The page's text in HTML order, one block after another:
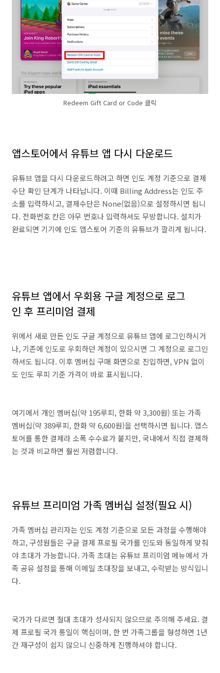
Redeem Gift Card or Code 클릭
앱스토어에서 유튜브 앱 다시 다운로드
유튜브 앱을 다시 다운로드하려고 하면 인도 계정 기준으로 결제
수단 확인 단계가 나타납니다. 이때 Billing Address는 인도 주
소를 입력하시고, 결제수단은 None(없음)으로 설정하시면 됩니
다. 전화번호 칸은 아무 번호나 입력하셔도 무방합니다. 설치가
완료되면 기기에 인도 앱스토어 기준의 유튜브가 깔리게 됩니다.
유튜브 앱에서 우회용 구글 계정으로 로그
인 후 프리미엄 결제
위에서 새로 만든 인도 구글 계정으로 유튜브 앱에 로그인하시거
나, 기존에 인도로 우회하던 계정이 있으시면 그 계정으로 로그인
하셔도 됩니다. 이후 멤버십 구매 화면으로 진입하면, VPN 없이
도 인도 루피 기준 가격이 바로 표시됩니다.
여기에서 개인 멤버십(약 195루피, 한화 약 3,300원) 또는 가족
멤버십(약 389루피, 한화 약 6,600원)을 선택하시면 됩니다. 앱스
토어를 통한 결제라 소폭 수수료가 붙지만, 국내에서 직접 결제하
는 것과 비교하면 훨씬 저렴합니다.
유튜브 프리미엄 가족 멤버십 설정(필요 시)
가족 멤버십 관리자는 인도 계정 기준으로 모든 과정을 수행해야
하고, 구성원들은 구글 결제 프로필 국가를 인도와 동일하게 맞춰
야 초대가 가능합니다. 가족 초대는 유튜브 프리미엄 메뉴에서 가
족 공유 설정을 통해 이메일 초대장을 보내고, 수락받는 방식입니
다.
국가가 다르면 절대 초대가 성사되지 않으므로 주의해 주세요. 결
제 프로필 국가 통일이 핵심이며, 한 번 가족그룹을 형성하면 1년
간 재구성이 쉽지 않으니 신중하게 진행하셔야 합니다.